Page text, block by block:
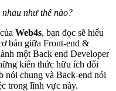
như thế nào?
Web4s, bạn đọc sẽ hiểu
bản giữa Front-end &
một Back end Developer
kiến thức hữu ích đối
nói chung và Back-end nói
trong lĩnh vực này.